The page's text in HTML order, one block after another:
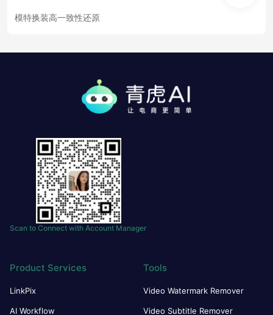
模特换装高一致性还原
Scan to Connect with Account Manager
Product Services
LinkPix
AI Workflow
Tools
Video Watermark Remover
Video Subtitle Remover